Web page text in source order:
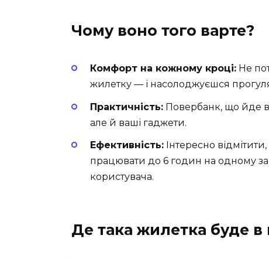
Чому воно того варте?
Комфорт на кожному кроці: Не
жилетку — і насолоджуєшся
Практичність: Повербанк, що йде в
але й ваші гаджети.
Ефективність: Інтересно
працювати до 6 годин на одному
користувача.
Де така жилетка буде в